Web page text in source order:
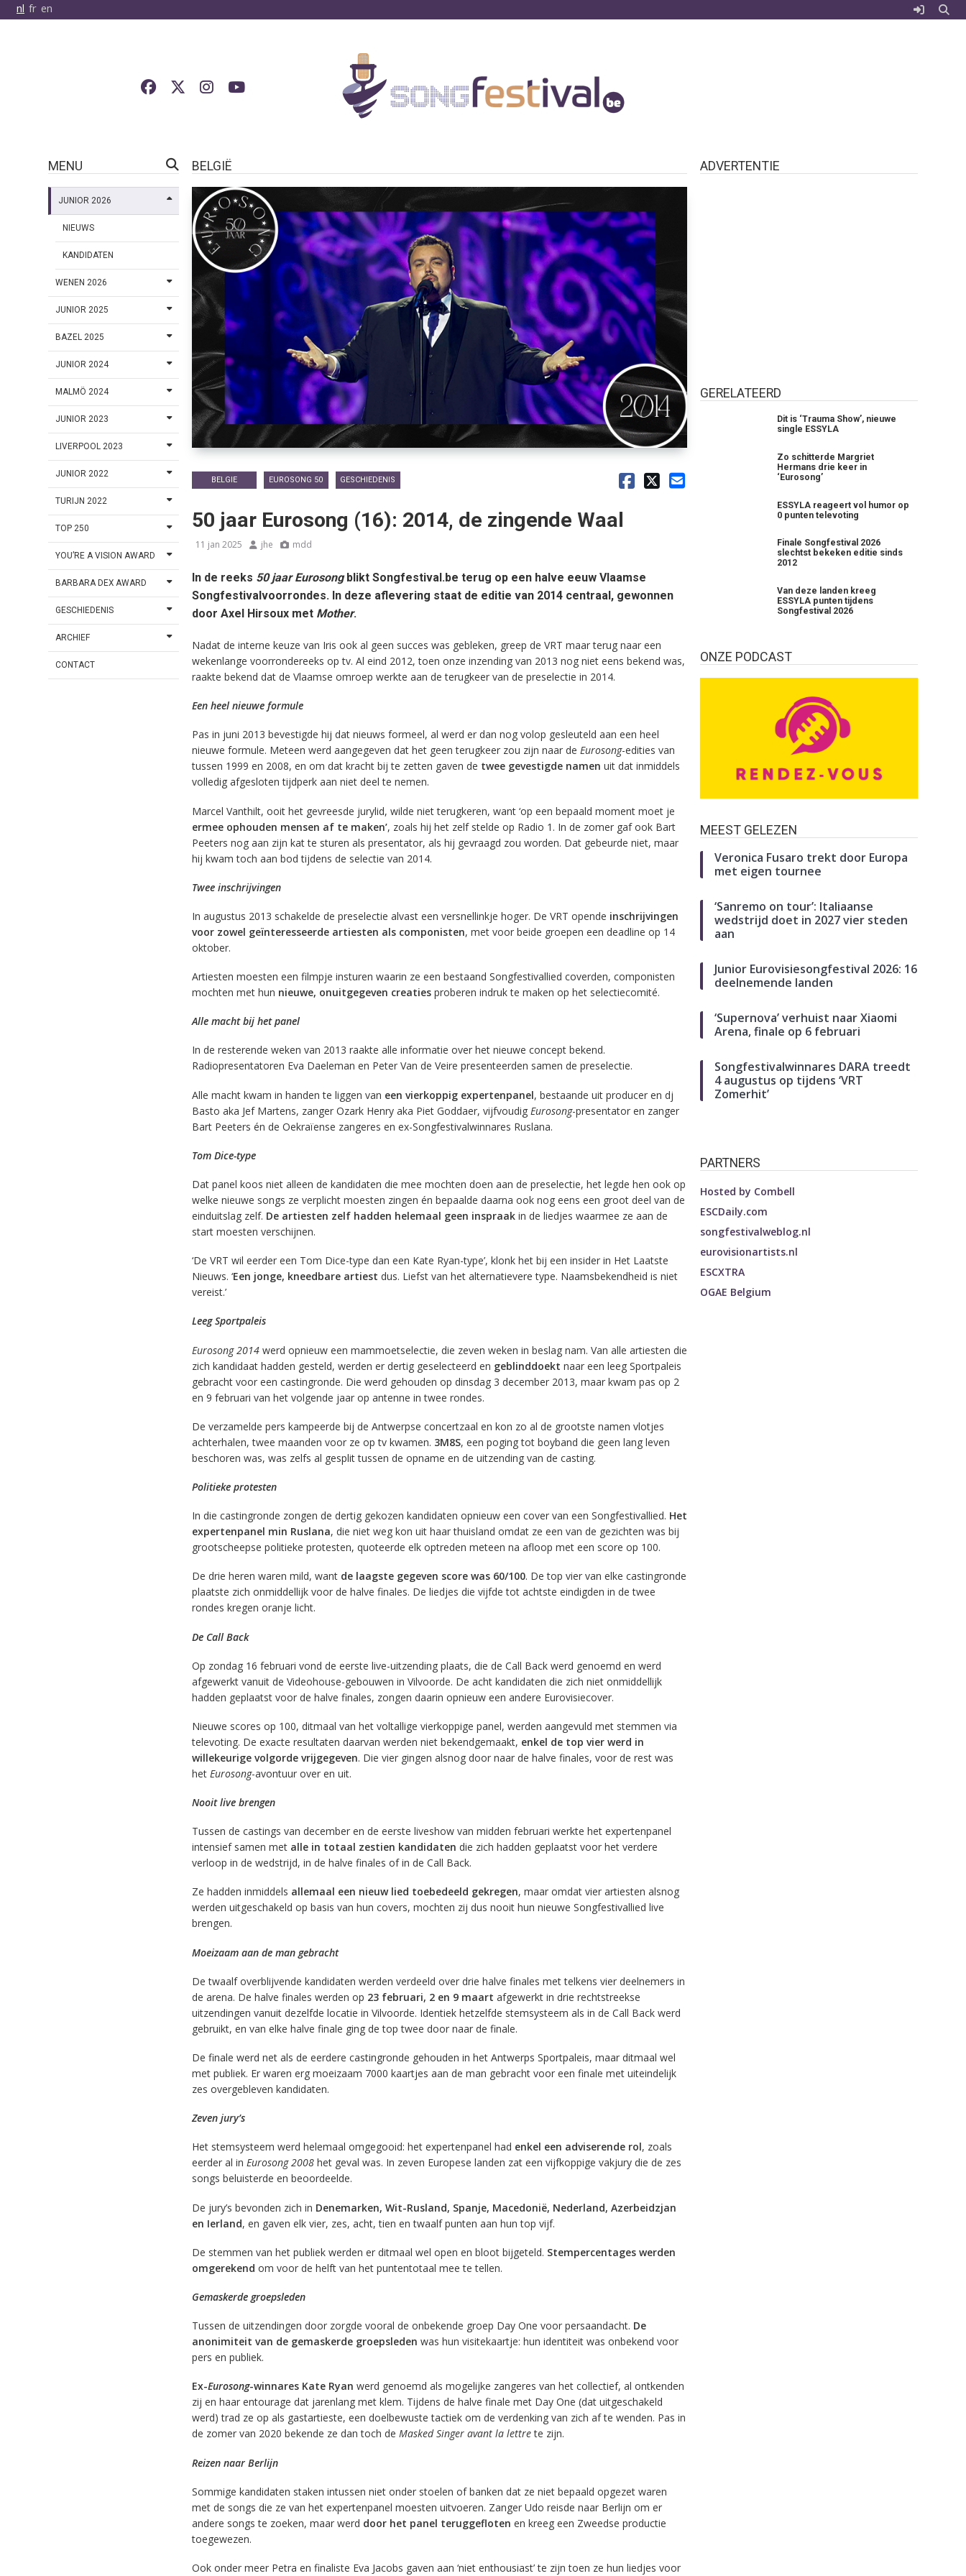
nl fr en
MENU
JUNIOR 2026
NIEUWS
KANDIDATEN
WENEN 2026
JUNIOR 2025
BAZEL 2025
JUNIOR 2024
MALMÖ 2024
JUNIOR 2023
LIVERPOOL 2023
JUNIOR 2022
TURIJN 2022
TOP 250
YOU’RE A VISION AWARD
BARBARA DEX AWARD
GESCHIEDENIS
ARCHIEF
CONTACT
BELGIË
BELGIE EUROSONG 50 GESCHIEDENIS
50 jaar Eurosong (16): 2014, de zingende Waal
11 jan 2025 jhe mdd
In de reeks 50 jaar Eurosongblikt Songfestival.be terug op een halve eeuw Vlaamse
Songfestivalvoorrondes. In deze aflevering staat de editie van 2014 centraal, gewonnen
door Axel Hirsoux met Mother.
Nadat de interne keuze van Iris ook al geen succes was gebleken, greep de VRT maar terug naar een
wekenlange voorrondereeks op tv. Al eind 2012, toen onze inzending van 2013 nog niet eens bekend was,
raakte bekend dat de Vlaamse omroep werkte aan de terugkeer van de preselectie in 2014.
Een heel nieuwe formule
Pas in juni 2013 bevestigde hij dat nieuws formeel, al werd er dan nog volop gesleuteld aan een heel
nieuwe formule. Meteen werd aangegeven dat het geen terugkeer zou zijn naar de Eurosong-edities van
tussen 1999 en 2008, en om dat kracht bij te zetten gaven de twee gevestigde namen uit dat inmiddels
volledig afgesloten tijdperk aan niet deel te nemen.
Marcel Vanthilt, ooit het gevreesde jurylid, wilde niet terugkeren, want ‘op een bepaald moment moet je
ermee ophouden mensen af te maken’, zoals hij het zelf stelde op Radio 1. In de zomer gaf ook Bart
Peeters nog aan zijn kat te sturen als presentator, als hij gevraagd zou worden. Dat gebeurde niet, maar
hij kwam toch aan bod tijdens de selectie van 2014.
Twee inschrijvingen
In augustus 2013 schakelde de preselectie alvast een versnellinkje hoger. De VRT opende inschrijvingen
voor zowel geïnteresseerde artiesten als componisten, met voor beide groepen een deadline op 14
oktober.
Artiesten moesten een filmpje insturen waarin ze een bestaand Songfestivallied coverden, componisten
mochten met hun nieuwe, onuitgegeven creatiesproberen indruk te maken op het selectiecomité.
Alle macht bij het panel
In de resterende weken van 2013 raakte alle informatie over het nieuwe concept bekend.
Radiopresentatoren Eva Daeleman en Peter Van de Veire presenteerden samen de preselectie.
Alle macht kwam in handen te liggen van een vierkoppig expertenpanel, bestaande uit producer en dj
Basto aka Jef Martens, zanger Ozark Henry aka Piet Goddaer, vijfvoudig Eurosong-presentator en zanger
Bart Peeters én de Oekraïense zangeres en ex-Songfestivalwinnares Ruslana.
Tom Dice-type
Dat panel koos niet alleen de kandidaten die mee mochten doen aan de preselectie, het legde hen ook op
welke nieuwe songs ze verplicht moesten zingen én bepaalde daarna ook nog eens een groot deel van de
einduitslag zelf. De artiesten zelf hadden helemaal geen inspraakin de liedjes waarmee ze aan de
start moesten verschijnen.
‘De VRT wil eerder een Tom Dice-type dan een Kate Ryan-type’, klonk het bij een insider in Het Laatste
Nieuws. ‘Een jonge, kneedbare artiest dus. Liefst van het alternatievere type. Naamsbekendheid is niet
vereist.’
Leeg Sportpaleis
Eurosong 2014werd opnieuw een mammoetselectie, die zeven weken in beslag nam. Van alle artiesten die
zich kandidaat hadden gesteld, werden er dertig geselecteerd en geblinddoekt naar een leeg Sportpaleis
gebracht voor een castingronde. Die werd gehouden op dinsdag 3 december 2013, maar kwam pas op 2
en 9 februari van het volgende jaar op antenne in twee rondes.
De verzamelde pers kampeerde bij de Antwerpse concertzaal en kon zo al de grootste namen vlotjes
achterhalen, twee maanden voor ze op tv kwamen. 3M8S, een poging tot boyband die geen lang leven
beschoren was, was zelfs al gesplit tussen de opname en de uitzending van de casting.
Politieke protesten
In die castingronde zongen de dertig gekozen kandidaten opnieuw een cover van een Songfestivallied. Het
expertenpanel min Ruslana, die niet weg kon uit haar thuisland omdat ze een van de gezichten was bij
grootscheepse politieke protesten, quoteerde elk optreden meteen na afloop met een score op 100.
De drie heren waren mild, want de laagste gegeven score was 60/100. De top vier van elke castingronde
plaatste zich onmiddellijk voor de halve finales. De liedjes die vijfde tot achtste eindigden in de twee
rondes kregen oranje licht.
De Call Back
Op zondag 16 februari vond de eerste live-uitzending plaats, die de Call Back werd genoemd en werd
afgewerkt vanuit de Videohouse-gebouwen in Vilvoorde. De acht kandidaten die zich niet onmiddellijk
hadden geplaatst voor de halve finales, zongen daarin opnieuw een andere Eurovisiecover.
Nieuwe scores op 100, ditmaal van het voltallige vierkoppige panel, werden aangevuld met stemmen via
televoting. De exacte resultaten daarvan werden niet bekendgemaakt, enkel de top vier werd in
willekeurige volgorde vrijgegeven. Die vier gingen alsnog door naar de halve finales, voor de rest was
het Eurosong-avontuur over en uit.
Nooit live brengen
Tussen de castings van december en de eerste liveshow van midden februari werkte het expertenpanel
intensief samen met alle in totaal zestien kandidaten die zich hadden geplaatst voor het verdere
verloop in de wedstrijd, in de halve finales of in de Call Back.
Ze hadden inmiddels allemaal een nieuw lied toebedeeld gekregen, maar omdat vier artiesten alsnog
werden uitgeschakeld op basis van hun covers, mochten zij dus nooit hun nieuwe Songfestivallied live
brengen.
Moeizaam aan de man gebracht
De twaalf overblijvende kandidaten werden verdeeld over drie halve finales met telkens vier deelnemers in
de arena. De halve finales werden op 23 februari, 2 en 9 maart afgewerkt in drie rechtstreekse
uitzendingen vanuit dezelfde locatie in Vilvoorde. Identiek hetzelfde stemsysteem als in de Call Back werd
gebruikt, en van elke halve finale ging de top twee door naar de finale.
De finale werd net als de eerdere castingronde gehouden in het Antwerps Sportpaleis, maar ditmaal wel
met publiek. Er waren erg moeizaam 7000 kaartjes aan de man gebracht voor een finale met uiteindelijk
zes overgebleven kandidaten.
Zeven jury’s
Het stemsysteem werd helemaal omgegooid: het expertenpanel had enkel een adviserende rol, zoals
eerder al in Eurosong 2008het geval was. In zeven Europese landen zat een vijfkoppige vakjury die de zes
songs beluisterde en beoordeelde.
De jury’s bevonden zich in Denemarken, Wit-Rusland, Spanje, Macedonië, Nederland, Azerbeidzjan
en Ierland, en gaven elk vier, zes, acht, tien en twaalf punten aan hun top vijf.
De stemmen van het publiek werden er ditmaal wel open en bloot bijgeteld. Stempercentages werden
omgerekend om voor de helft van het puntentotaal mee te tellen.
Gemaskerde groepsleden
Tussen de uitzendingen door zorgde vooral de onbekende groep Day One voor persaandacht. De
anonimiteit van de gemaskerde groepsleden was hun visitekaartje: hun identiteit was onbekend voor
pers en publiek.
Ex-Eurosong-winnares Kate Ryan werd genoemd als mogelijke zangeres van het collectief, al ontkenden
zij en haar entourage dat jarenlang met klem. Tijdens de halve finale met Day One (dat uitgeschakeld
werd) trad ze op als gastartieste, een doelbewuste tactiek om de verdenking van zich af te wenden. Pas in
de zomer van 2020 bekende ze dan toch de Masked Singer avant la lettrete zijn.
Reizen naar Berlijn
Sommige kandidaten staken intussen niet onder stoelen of banken dat ze niet bepaald opgezet waren
met de songs die ze van het expertenpanel moesten uitvoeren. Zanger Udo reisde naar Berlijn om er
andere songs te zoeken, maar werd door het panel teruggefloten en kreeg een Zweedse productie
toegewezen.
Ook onder meer Petra en finaliste Eva Jacobs gaven aan ‘niet enthousiast’ te zijn toen ze hun liedjes voor
ADVERTENTIE
GERELATEERD
Dit is ‘Trauma Show’, nieuwe
single ESSYLA
Zo schitterde Margriet
Hermans drie keer in
‘Eurosong’
ESSYLA reageert vol humor op
0 punten televoting
Finale Songfestival 2026
slechtst bekeken editie sinds
2012
Van deze landen kreeg
ESSYLA punten tijdens
Songfestival 2026
ONZE PODCAST
MEEST GELEZEN
Veronica Fusaro trekt door Europa
met eigen tournee
‘Sanremo on tour’: Italiaanse
wedstrijd doet in 2027 vier steden
aan
Junior Eurovisiesongfestival 2026: 16
deelnemende landen
‘Supernova’ verhuist naar Xiaomi
Arena, finale op 6 februari
Songfestivalwinnares DARA treedt
4 augustus op tijdens ‘VRT
Zomerhit’
PARTNERS
Hosted by Combell
ESCDaily.com
songfestivalweblog.nl
eurovisionartists.nl
ESCXTRA
OGAE Belgium